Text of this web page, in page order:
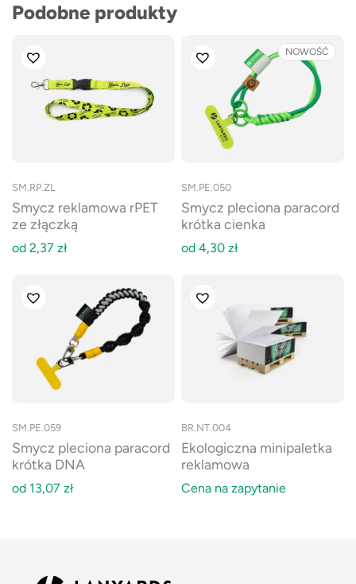
Podobne produkty
SM.RP.ZL
Smycz reklamowa rPET
ze złączką
od 2,37 zł
NOWOŚĆ
SM.PE.050
Smycz pleciona paracord
krótka cienka
od 4,30 zł
SM.PE.059
Smycz pleciona paracord
krótka DNA
od 13,07 zł
BR.NT.004
Ekologiczna minipaletka
reklamowa
Cena na zapytanie